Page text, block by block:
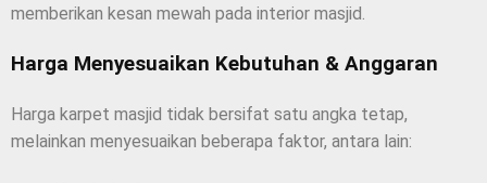
memberikan kesan mewah pada interior masjid.
Harga Menyesuaikan Kebutuhan & Anggaran
Harga karpet masjid tidak bersifat satu angka tetap,
melainkan menyesuaikan beberapa faktor, antara lain: